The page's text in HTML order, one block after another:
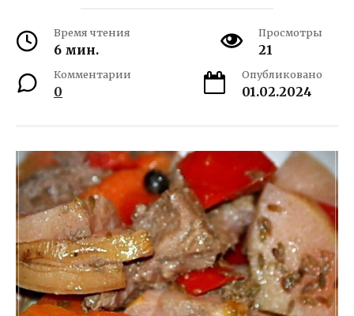
Время чтения
6 мин.
Просмотры
21
Комментарии
0
Опубликовано
01.02.2024